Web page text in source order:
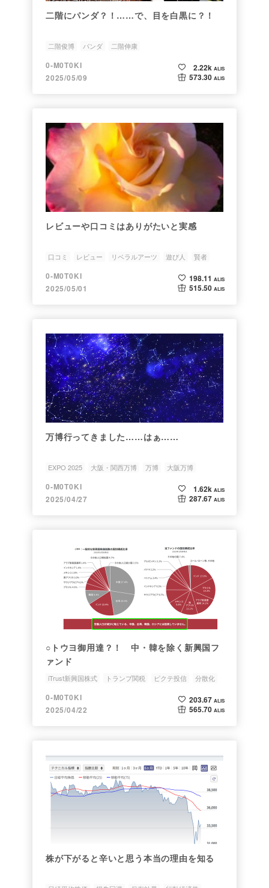
二階にパンダ？！……で、目を白黒に？！
二階俊博 パンダ 二階伸康
0-M0T0KI
2025/05/09
2.22k ALIS
573.30 ALIS
レビューや口コミはありがたいと実感
口コミ レビュー リベラルアーツ 遊び人 賢者
0-M0T0KI
2025/05/01
198.11 ALIS
515.50 ALIS
万博行ってきました……はぁ……
EXPO 2025 大阪・関西万博 万博 大阪万博
0-M0T0KI
2025/04/27
1.62k ALIS
287.67 ALIS
○トウヨ御用達？！ 中・韓を除く新興国フ
ァンド
iTrust新興国株式 トランプ関税 ピクテ投信 分散化
0-M0T0KI
2025/04/22
203.67 ALIS
565.70 ALIS
株が下がると辛いと思う本当の理由を知る